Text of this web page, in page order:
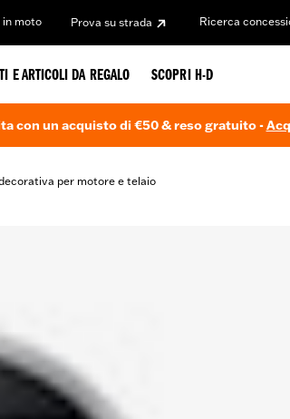
in moto Prova su strada Ricerca
E ARTICOLI DA REGALO SCOPRI H-D
con un acquisto di €50 & reso gratuito -
per motore e telaio